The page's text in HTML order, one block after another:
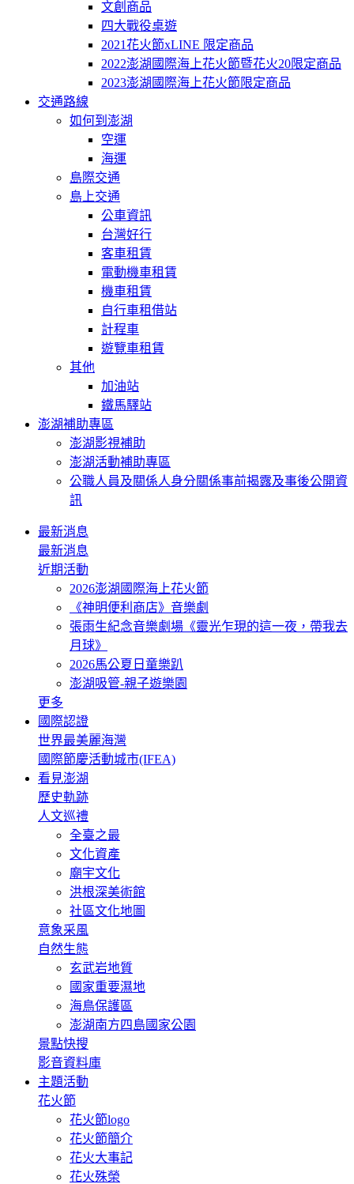
文創商品
四大戰役桌遊
2021花火節xLINE 限定商品
2022澎湖國際海上花火節暨花火20限定商品
2023澎湖國際海上花火節限定商品
交通路線
如何到澎湖
空運
海運
島際交通
島上交通
公車資訊
台灣好行
客車租賃
電動機車租賃
機車租賃
自行車租借站
計程車
遊覽車租賃
其他
加油站
鐵馬驛站
澎湖補助專區
澎湖影視補助
澎湖活動補助專區
公職人員及關係人身分關係事前揭露及事後公開資
訊
最新消息
最新消息
近期活動
2026澎湖國際海上花火節
《神明便利商店》音樂劇
張雨生紀念音樂劇場《靈光乍現的這一夜，帶我去
月球》
2026馬公夏日童樂趴
澎湖吸管-親子遊樂園
更多
國際認證
世界最美麗海灣
國際節慶活動城市(IFEA)
看見澎湖
歷史軌跡
人文巡禮
全臺之最
文化資產
廟宇文化
洪根深美術館
社區文化地圖
意象采風
自然生態
玄武岩地質
國家重要濕地
海鳥保護區
澎湖南方四島國家公園
景點快搜
影音資料庫
主題活動
花火節
花火節logo
花火節簡介
花火大事記
花火殊榮